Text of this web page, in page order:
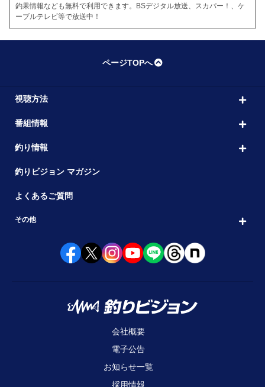
釣果情報なども無料で利用できます。BSデジタル放送、スカパー！、ケ
ーブルテレビ等で放送中！
ページTOPへ
視聴方法
番組情報
釣り情報
釣りビジョン マガジン
よくあるご質問
その他
会社概要
電子公告
お知らせ一覧
採用情報